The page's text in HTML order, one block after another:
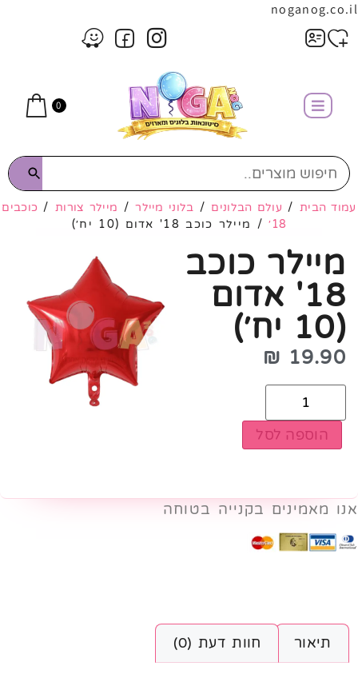
noganog.co.il
0
עמוד הבית / עולם הבלונים / בלוני מיילר/ מיילר צורות/ כוכבים
18׳ / מיילר כוכב 18' אדום (10 יח׳)
מיילר כוכב
18' אדום
(10 יח׳)
19.90
₪
הוספה לסל
אנו מאמינים בקנייה בטוחה
תיאור חוות דעת (0)